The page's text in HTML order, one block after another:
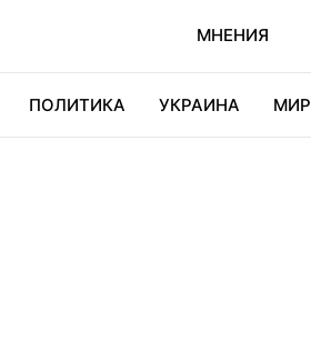
МНЕНИЯ
ПОЛИТИКА УКРАИНА МИР